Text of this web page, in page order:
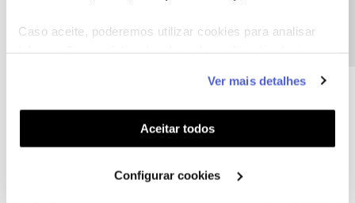
Caso aceite, poderemos utilizar cookies para analisar
funcionalidades (cookies de personalização e
funcionalidade) e adaptar anúncios aos seus interesses
(cookies de publicidade personalizada). Pode gerir a
utilização dos cookies clicando em "Configurar
Ver mais detalhes
Aceitar todos
Configurar cookies
Hall of Fame de junho